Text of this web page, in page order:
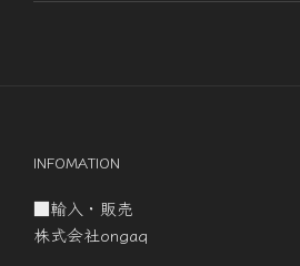
INFOMATION
■輸入・販売
株式会社ongaq